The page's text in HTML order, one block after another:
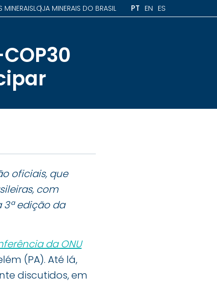
MINERAISLOJA MINERAIS DO BRASIL PT EN ES
oficiais, que
com
edição da
da ONU
(PA). Até lá,
discutidos, em